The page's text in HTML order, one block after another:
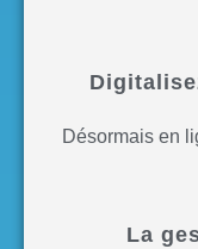
Désormais en
La